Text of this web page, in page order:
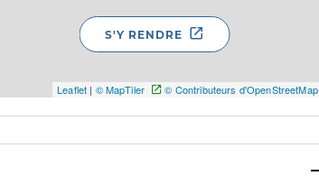
Leaflet | © MapTiler © Contributeurs d'OpenStreetMap
S'Y RENDRE